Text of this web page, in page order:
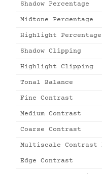
Shadow Percentage
Midtone Percentage
Highlight Percentage
Shadow Clipping
Highlight Clipping
Tonal Balance
Fine Contrast
Medium Contrast
Coarse Contrast
Multiscale Contrast
Edge Contrast